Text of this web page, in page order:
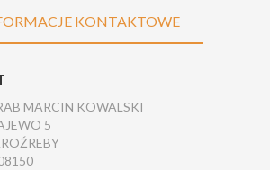
KONTAKTOWE
MARCIN KOWALSKI
5